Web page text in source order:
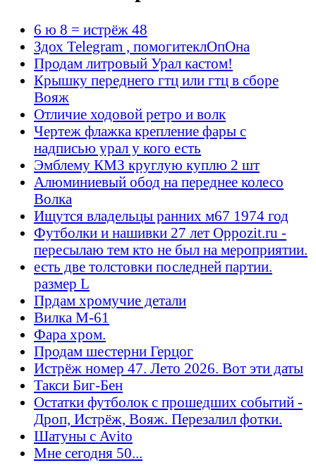
6 ю 8 = истрёж 48
Здох Telegram , помогитеклОпОна
Продам литровый Урал кастом!
Крышку переднего гтц или гтц в сборе
Вояж
Отличие ходовой ретро и волк
Чертеж флажка крепление фары с
надписью урал у кого есть
Эмблему КМЗ круглую куплю 2 шт
Алюминиевый обод на переднее колесо
Волка
Ищутся владельцы ранних м67 1974 год
Футболки и нашивки 27 лет Oppozit.ru -
пересылаю тем кто не был на мероприятии.
есть две толстовки последней партии.
размер L
Прдам хромучие детали
Вилка М-61
Фара хром.
Продам шестерни Герцог
Истрёж номер 47. Лето 2026. Вот эти даты
Такси Биг-Бен
Остатки футболок с прошедших событий -
Дроп, Истрёж, Вояж. Перезалил фотки.
Шатуны с Avito
Мне сегодня 50...